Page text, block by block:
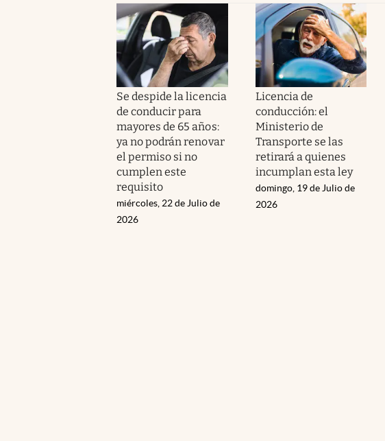
Se despide la licencia
de conducir para
mayores de 65 años:
ya no podrán renovar
el permiso si no
cumplen este
requisito
miércoles, 22 de Julio de
2026
Licencia de
conducción: el
Ministerio de
Transporte se las
retirará a quienes
incumplan esta ley
domingo, 19 de Julio de
2026